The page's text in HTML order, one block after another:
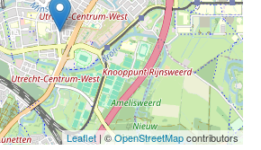
Leaflet| ©OpenStreetMapcontributors